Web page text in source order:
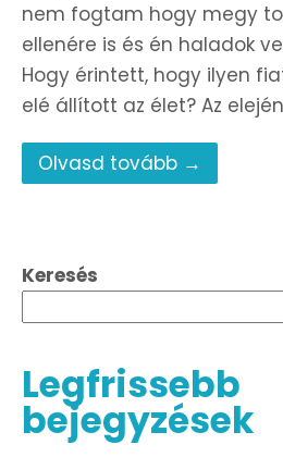
nem fogtam hogy megy
ellenére is és én haladok
Hogy érintett, hogy ilyen
elé állított az élet? Az
Olvasd tovább →
Keresés
Legfrissebb
bejegyzések